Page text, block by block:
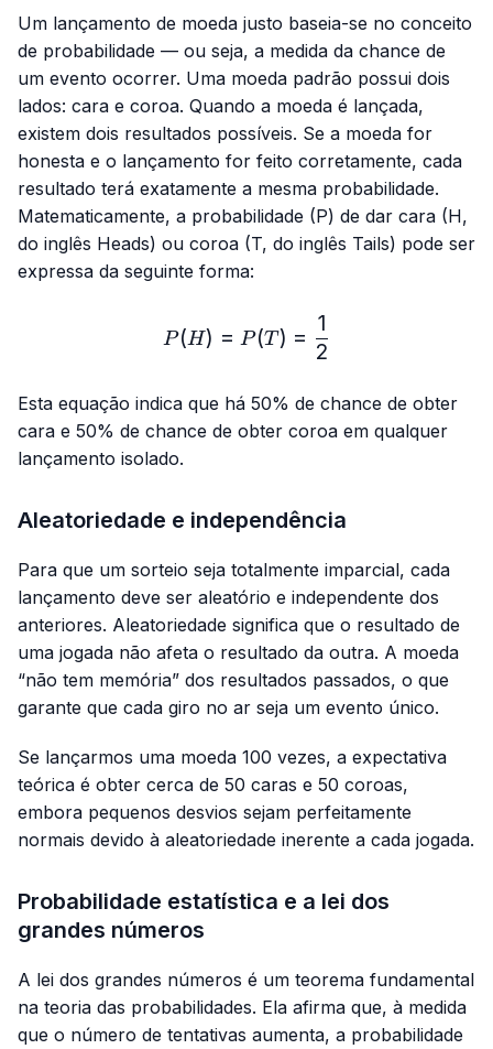
Um lançamento de moeda justo baseia-se no conceito
de probabilidade — ou seja, a medida da chance de
um evento ocorrer. Uma moeda padrão possui dois
lados: cara e coroa. Quando a moeda é lançada,
existem dois resultados possíveis. Se a moeda for
honesta e o lançamento for feito corretamente, cada
resultado terá exatamente a mesma probabilidade.
Matematicamente, a probabilidade (P) de dar cara (H,
do inglês Heads) ou coroa (T, do inglês Tails) pode ser
expressa da seguinte forma:
P(H) = P(T) = \frac{1}{2}
P(H) = P(T ) =
2
1
Esta equação indica que há 50% de chance de obter
cara e 50% de chance de obter coroa em qualquer
lançamento isolado.
Aleatoriedade e independência
Para que um sorteio seja totalmente imparcial, cada
lançamento deve ser aleatório e independente dos
anteriores. Aleatoriedade significa que o resultado de
uma jogada não afeta o resultado da outra. A moeda
“não tem memória” dos resultados passados, o que
garante que cada giro no ar seja um evento único.
Se lançarmos uma moeda 100 vezes, a expectativa
teórica é obter cerca de 50 caras e 50 coroas,
embora pequenos desvios sejam perfeitamente
normais devido à aleatoriedade inerente a cada jogada.
Probabilidade estatística e a lei dos
grandes números
A lei dos grandes números é um teorema fundamental
na teoria das probabilidades. Ela afirma que, à medida
que o número de tentativas aumenta, a probabilidade